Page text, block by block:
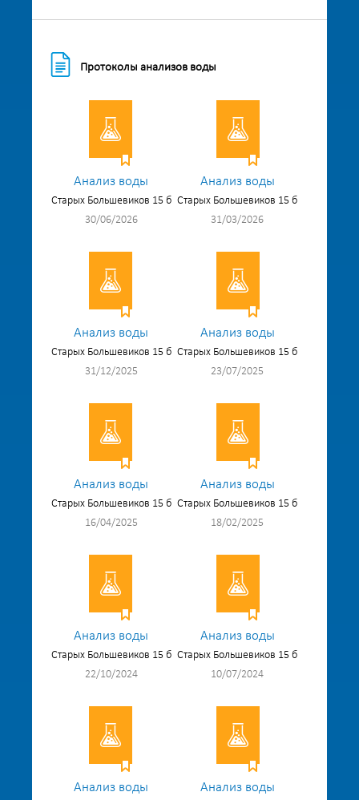
Протоколы анализов воды
Анализ воды
Старых Большевиков 15 б
30/06/2026
Анализ воды
Старых Большевиков 15 б
31/03/2026
Анализ воды
Старых Большевиков 15 б
31/12/2025
Анализ воды
Старых Большевиков 15 б
23/07/2025
Анализ воды
Старых Большевиков 15 б
16/04/2025
Анализ воды
Старых Большевиков 15 б
18/02/2025
Анализ воды
Старых Большевиков 15 б
22/10/2024
Анализ воды
Старых Большевиков 15 б
10/07/2024
Анализ воды Анализ воды